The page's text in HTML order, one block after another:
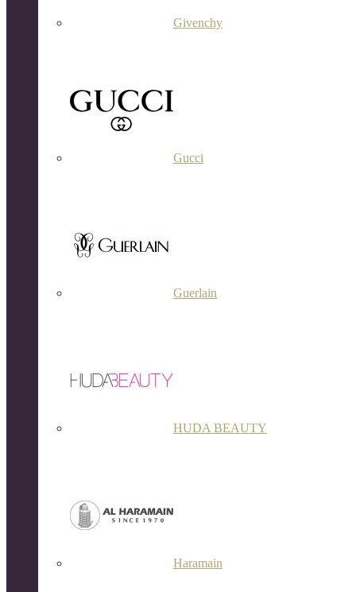
Givenchy
Gucci
Guerlain
HUDA BEAUTY
Haramain